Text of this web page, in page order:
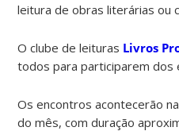
leitura de obras literárias ou
O clube de leituras Livros
todos para participarem dos
Os encontros acontecerão
do mês, com duração